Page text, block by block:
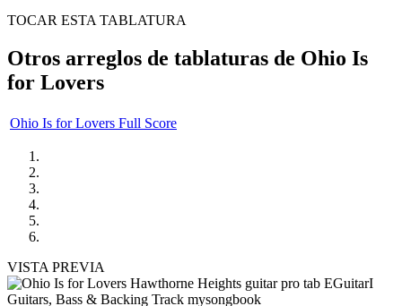
TOCAR ESTA TABLATURA
Otros arreglos de tablaturas de Ohio Is
for Lovers
Ohio Is for Lovers Full Score
VISTA PREVIA